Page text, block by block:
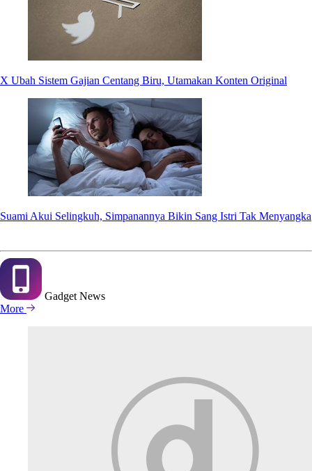
X Ubah Sistem Gajian Centang Biru, Utamakan Konten Original
Suami Akui Selingkuh, Simpanannya Bikin Sang Istri Tak Menyangka
Gadget News
More